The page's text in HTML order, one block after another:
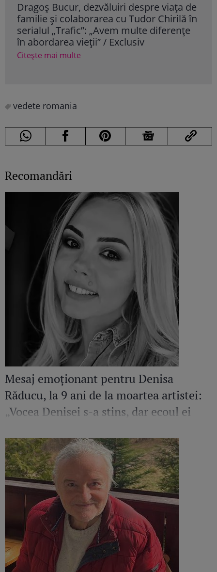
Dragoș Bucur, dezvăluiri despre viața de
familie și colaborarea cu Tudor Chirilă în
serialul „Trafic”: „Avem multe diferențe
în abordarea vieții” / Exclusiv
Citește mai multe
vedete romania
Recomandări
Mesaj emoționant pentru Denisa
Răducu, la 9 ani de la moartea artistei:
„Vocea Denisei s-a stins, dar ecoul ei